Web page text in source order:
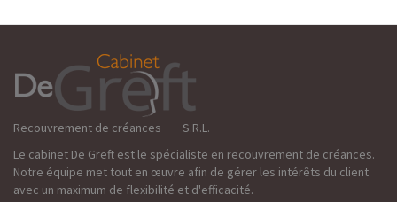
Recouvrement de créances S.R.L.
Le cabinet De Greft est le spécialiste en recouvrement de créances.
Notre équipe met tout en œuvre afin de gérer les intérêts du client
avec un maximum de flexibilité et d'efficacité.